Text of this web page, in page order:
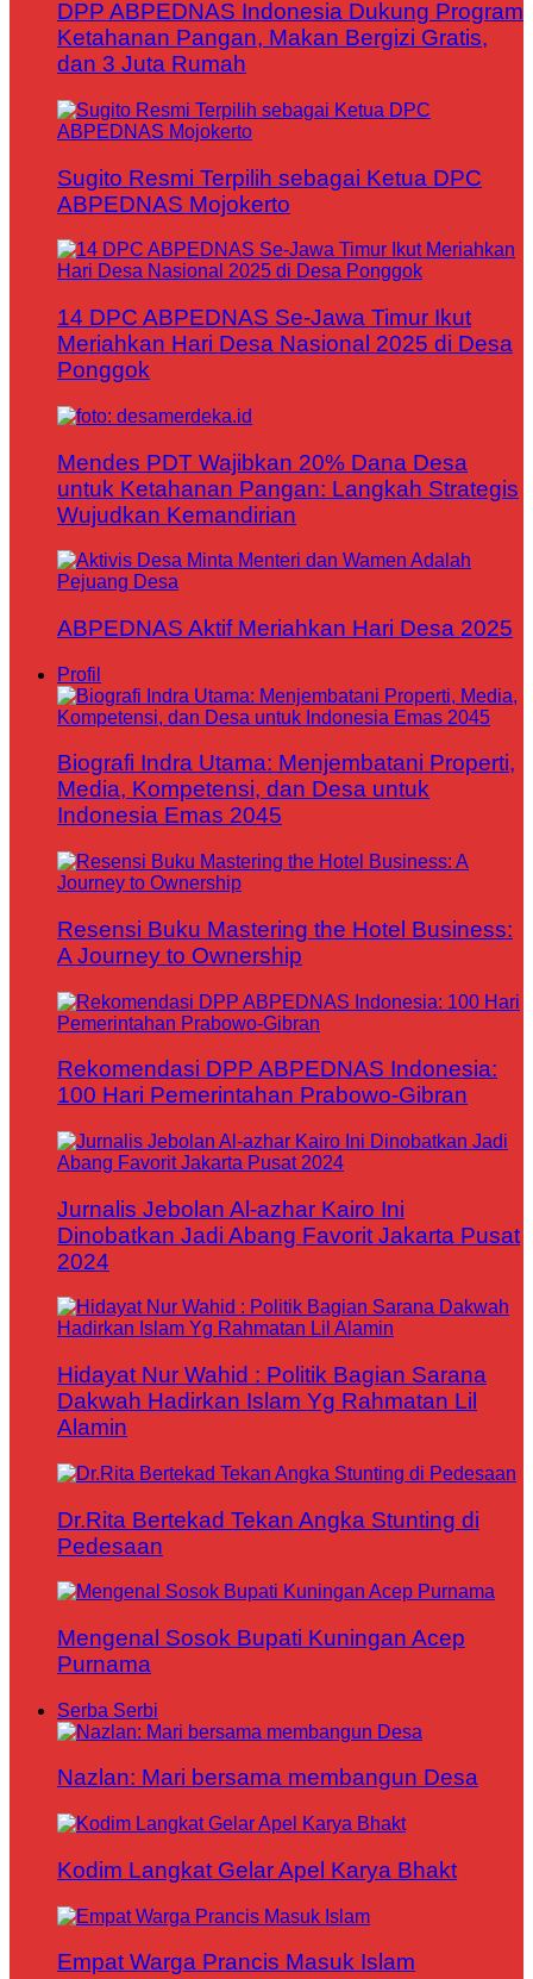
DPP ABPEDNAS Indonesia Dukung Program
Ketahanan Pangan, Makan Bergizi Gratis,
dan 3 Juta Rumah
Sugito Resmi Terpilih sebagai Ketua DPC
ABPEDNAS Mojokerto
14 DPC ABPEDNAS Se-Jawa Timur Ikut
Meriahkan Hari Desa Nasional 2025 di Desa
Ponggok
Mendes PDT Wajibkan 20% Dana Desa
untuk Ketahanan Pangan: Langkah Strategis
Wujudkan Kemandirian
ABPEDNAS Aktif Meriahkan Hari Desa 2025
Profil
Biografi Indra Utama: Menjembatani Properti,
Media, Kompetensi, dan Desa untuk
Indonesia Emas 2045
Resensi Buku Mastering the Hotel Business:
A Journey to Ownership
Rekomendasi DPP ABPEDNAS Indonesia:
100 Hari Pemerintahan Prabowo-Gibran
Jurnalis Jebolan Al-azhar Kairo Ini
Dinobatkan Jadi Abang Favorit Jakarta Pusat
2024
Hidayat Nur Wahid : Politik Bagian Sarana
Dakwah Hadirkan Islam Yg Rahmatan Lil
Alamin
Dr.Rita Bertekad Tekan Angka Stunting di
Pedesaan
Mengenal Sosok Bupati Kuningan Acep
Purnama
Serba Serbi
Nazlan: Mari bersama membangun Desa
Kodim Langkat Gelar Apel Karya Bhakt
Empat Warga Prancis Masuk Islam